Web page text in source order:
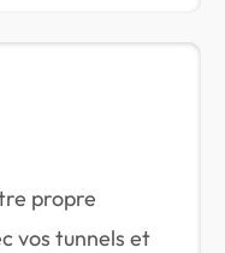
propre
vos tunnels et